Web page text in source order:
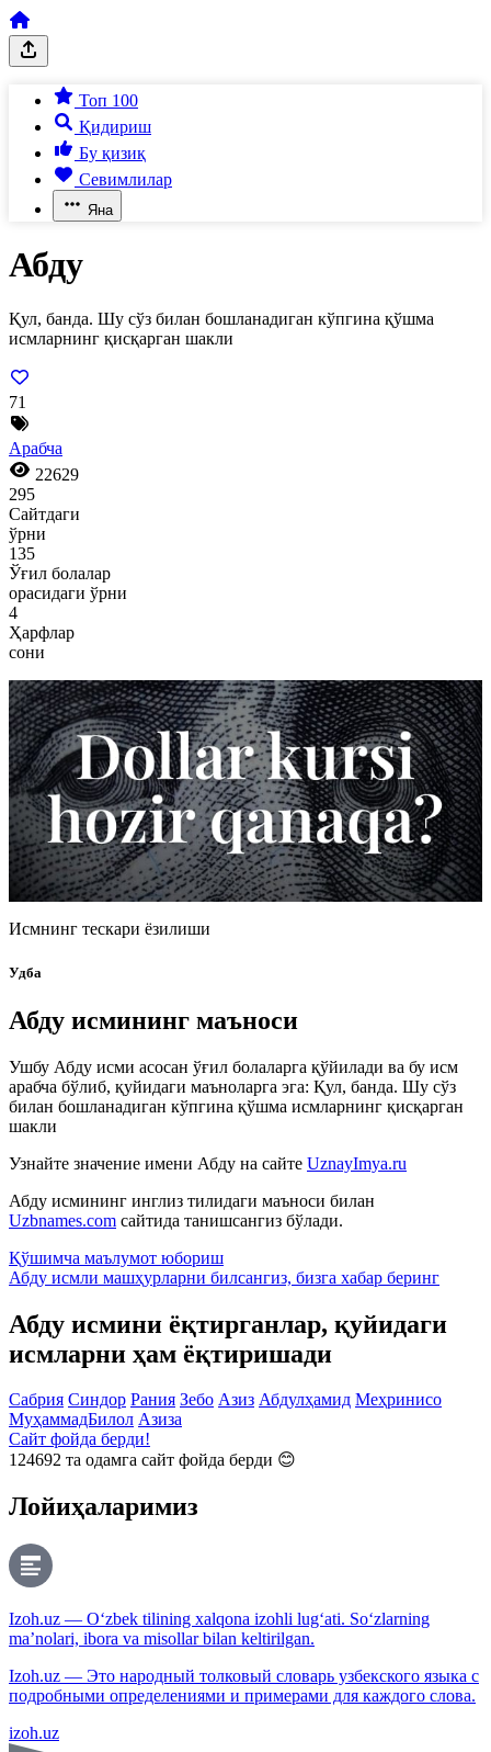
Топ 100
Қидириш
Бу қизиқ
Севимлилар
Яна
Абду
Қул, банда. Шу сўз билан бошланадиган кўпгина қўшма
исмларнинг қисқарган шакли
71
Арабча
22629
295
Сайтдаги
ўрни
135
Ўғил болалар
орасидаги ўрни
4
Ҳарфлар
сони
Исмнинг тескари ёзилиши
Удба
Абду исмининг маъноси
Ушбу Абду исми асосан ўғил болаларга қўйилади ва бу исм
арабча бўлиб, қуйидаги маъноларга эга: Қул, банда. Шу сўз
билан бошланадиган кўпгина қўшма исмларнинг қисқарган
шакли
Узнайте значение имени Абду на сайте UznayImya.ru
Абду исмининг инглиз тилидаги маъноси билан
Uzbnames.com сайтида танишсангиз бўлади.
Қўшимча маълумот юбориш
Абду исмли машҳурларни билсангиз, бизга хабар беринг
Абду исмини ёқтирганлар, қуйидаги
исмларни ҳам ёқтиришади
Сабрия Синдор Рания Зебо Азиз Абдулҳамид Меҳринисо
МуҳаммадБилол Азиза
Сайт фойда берди!
124692 та одамга сайт фойда берди 😊
Лойиҳаларимиз
Izoh.uz — O‘zbek tilining xalqona izohli lug‘ati. So‘zlarning
ma’nolari, ibora va misollar bilan keltirilgan.
Izoh.uz — Это народный толковый словарь узбекского языка с
подробными определениями и примерами для каждого слова.
izoh.uz